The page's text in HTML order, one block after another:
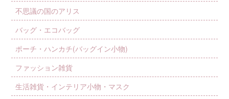
不思議の国のアリス
バッグ・エコバッグ
ポーチ・ハンカチ(バッグイン小物)
ファッション雑貨
生活雑貨・インテリア小物・マスク